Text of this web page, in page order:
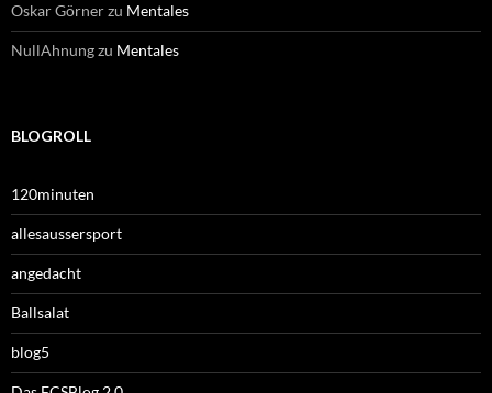
Oskar Görnerzu Mentales
NullAhnungzu Mentales
BLOGROLL
120minuten
allesaussersport
angedacht
Ballsalat
blog5